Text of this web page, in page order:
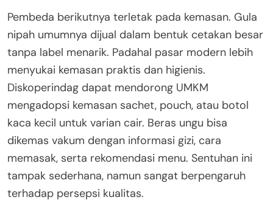
Pembeda berikutnya terletak pada kemasan. Gula
nipah umumnya dijual dalam bentuk cetakan besar
tanpa label menarik. Padahal pasar modern lebih
menyukai kemasan praktis dan higienis.
Diskoperindag dapat mendorong UMKM
mengadopsi kemasan sachet, pouch, atau botol
kaca kecil untuk varian cair. Beras ungu bisa
dikemas vakum dengan informasi gizi, cara
memasak, serta rekomendasi menu. Sentuhan ini
tampak sederhana, namun sangat berpengaruh
terhadap persepsi kualitas.